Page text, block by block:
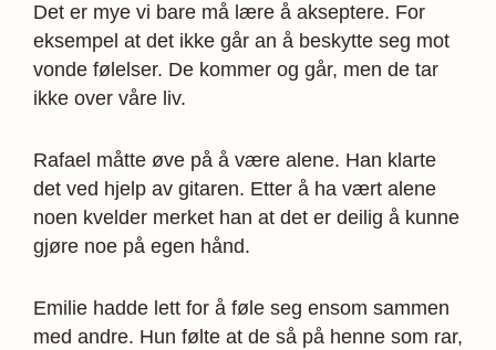
Det er mye vi bare må lære å akseptere. For
eksempel at det ikke går an å beskytte seg mot
vonde følelser. De kommer og går, men de tar
ikke over våre liv.
Rafael måtte øve på å være alene. Han klarte
det ved hjelp av gitaren. Etter å ha vært alene
noen kvelder merket han at det er deilig å kunne
gjøre noe på egen hånd.
Emilie hadde lett for å føle seg ensom sammen
med andre. Hun følte at de så på henne som rar,